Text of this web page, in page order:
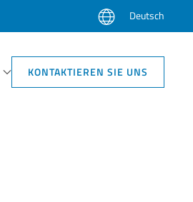
Deutsch
KONTAKTIEREN SIE UNS